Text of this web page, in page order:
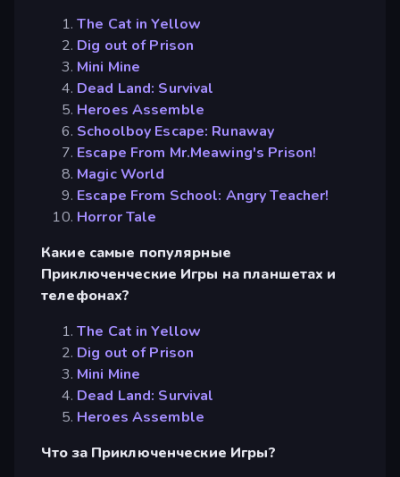
The Cat in Yellow
Dig out of Prison
Mini Mine
Dead Land: Survival
Heroes Assemble
Schoolboy Escape: Runaway
Escape From Mr.Meawing's Prison!
Magic World
Escape From School: Angry Teacher!
Horror Tale
Какие самые популярные
Приключенческие Игры на планшетах и
телефонах?
The Cat in Yellow
Dig out of Prison
Mini Mine
Dead Land: Survival
Heroes Assemble
Что за Приключенческие Игры?